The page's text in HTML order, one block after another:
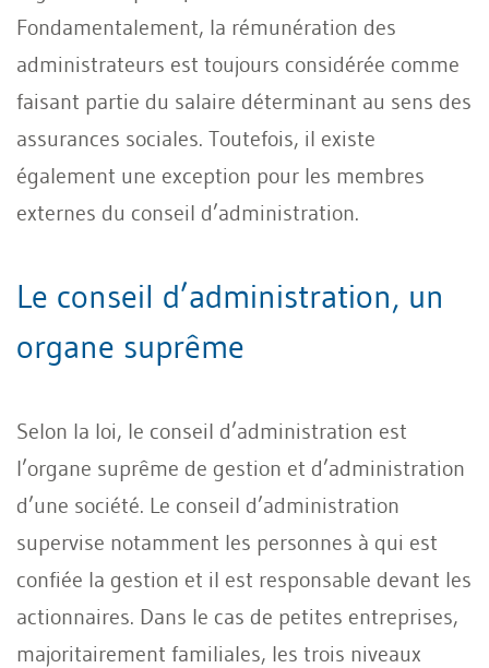
Fondamentalement, la rémunération des
administrateurs est toujours considérée comme
faisant partie du salaire déterminant au sens des
assurances sociales. Toutefois, il existe
également une exception pour les membres
externes du conseil d’administration.
Le conseil d’administration, un
organe suprême
Selon la loi, le conseil d’administration est
l’organe suprême de gestion et d’administration
d’une société. Le conseil d’administration
supervise notamment les personnes à qui est
confiée la gestion et il est responsable devant les
actionnaires. Dans le cas de petites entreprises,
majoritairement familiales, les trois niveaux